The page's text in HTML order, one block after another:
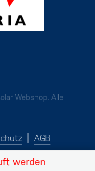
werden
Webshop. Alle
AGB